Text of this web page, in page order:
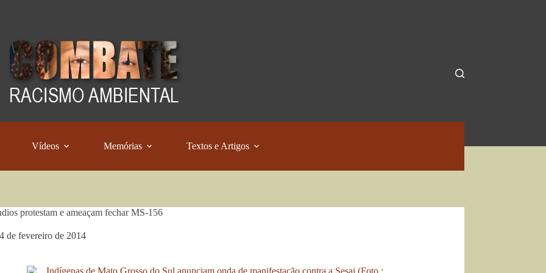
Vídeos Memórias Textos e Artigos
protestam e ameaçam fechar MS-156
de fevereiro de 2014